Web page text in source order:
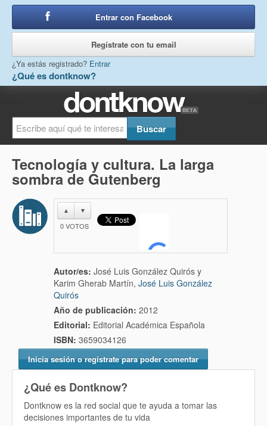
¿Qué es dontknow?
Entrar con Facebook
Regístrate con tu email
¿Ya estás registrado? Entrar
Tecnología y cultura. La larga
sombra de Gutenberg
▲ ▼
0VOTOS
Autor/es: José Luis González Quirós y
Karim Gherab Martín, José Luis González
Quirós
Año de publicación: 2012
Editorial: Editorial Académica Española
ISBN: 3659034126
Inicia sesión o regístrate para poder comentar
¿Qué es Dontknow?
Dontknow es la red social que te ayuda a tomar las
decisiones importantes de tu vida